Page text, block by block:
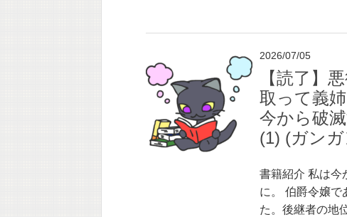
2026/07/05
【読了】
取って義
今から破
(1) (ガン
書籍紹介 私は
に。 伯爵令嬢で
た。後継者の地